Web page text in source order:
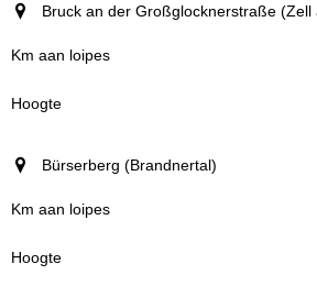
Bruck an der Großglocknerstraße (Zell
Bürserberg (Brandnertal)